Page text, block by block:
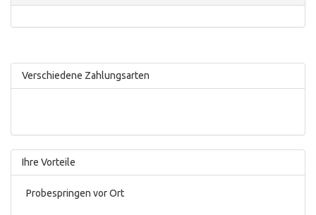
Verschiedene Zahlungsarten
Ihre Vorteile
Probespringen vor Ort